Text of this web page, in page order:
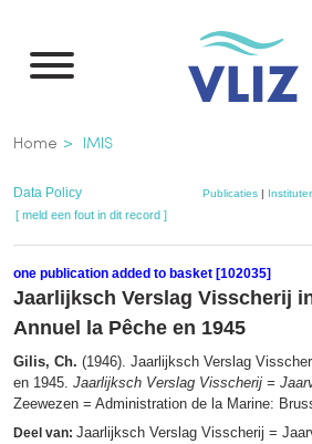
naar
inhoud
gaan
Kruimelpad
Home IMIS
Data Policy Publicaties |
[ meld een fout in dit record ]
one publication added to basket [102035]
Jaarlijksch Verslag Visscherij
Annuel la Pêche en 1945
Gilis, Ch. (1946). Jaarlijksch Verslag
en 1945. Jaarlijksch Verslag Visscherij =
Zeewezen = Administration de la Marine:
Deel van: Jaarlijksch Verslag Visscherij =